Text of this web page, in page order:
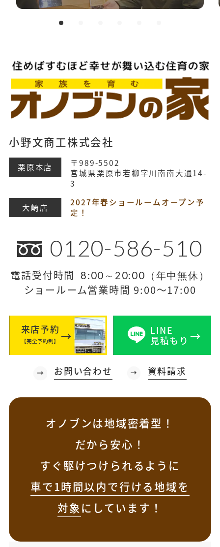
小野文商工株式会社
栗原本店
〒989-5502
宮城県栗原市若柳字川南南大通14-
3
大崎店
2027年春ショールームオープン予
定！
0120-586-510
電話受付時間 8:00～20:00（年中無休）
ショールーム営業時間 9:00～17:00
来店予約
【完全予約制】
LINE
見積もり
お問い合わせ 資料請求
オノブンは地域密着型！
だから安心！
すぐ駆けつけられるように
車で1時間以内で行ける地域を
対象にしています！